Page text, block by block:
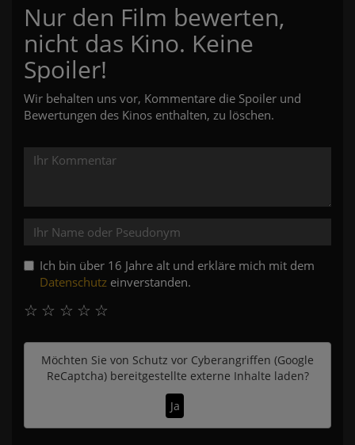
Nur den Film bewerten,
nicht das Kino. Keine
Spoiler!
Wir behalten uns vor, Kommentare die Spoiler und
Bewertungen des Kinos enthalten, zu löschen.
Ich bin über 16 Jahre alt und erkläre mich mit dem
Datenschutz einverstanden.
☆
☆
☆
☆
☆
Möchten Sie von Schutz vor Cyberangriffen (Google
ReCaptcha)bereitgestellte externe Inhalte laden?
Ja